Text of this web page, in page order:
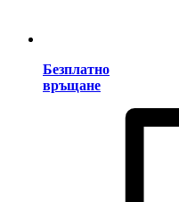
Безплатно
връщане